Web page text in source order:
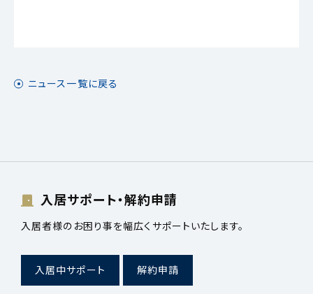
ニュース一覧に戻る
入居サポート・解約申請
入居者様のお困り事を幅広くサポートいたします。
入居中サポート 解約申請